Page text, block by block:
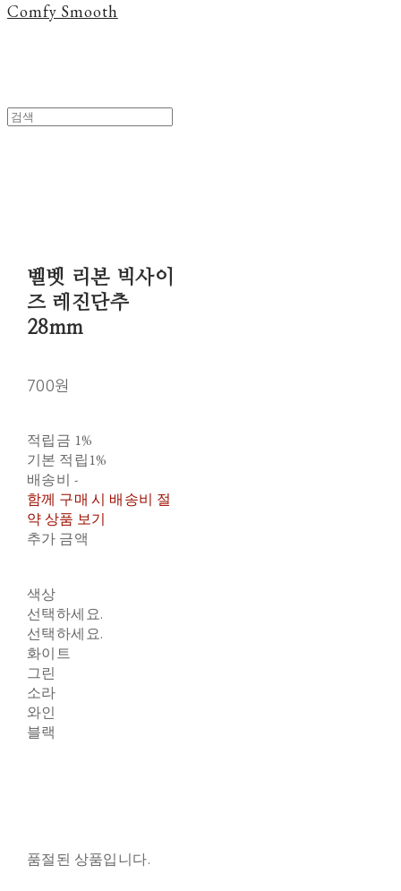
Comfy Smooth
벨벳 리본 빅사이
즈 레진단추
28mm
700원
적립금 1%
기본 적립1%
배송비 -
함께 구매 시 배송비 절
약 상품 보기
추가 금액
색상
선택하세요.
선택하세요.
화이트
그린
소라
와인
블랙
품절된 상품입니다.